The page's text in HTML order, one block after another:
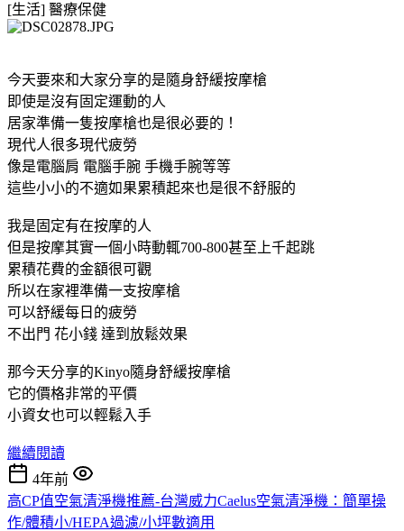
[生活] 醫療保健
今天要來和大家分享的是隨身舒緩按摩槍
即使是沒有固定運動的人
居家準備一隻按摩槍也是很必要的！
現代人很多現代疲勞
像是電腦肩 電腦手腕 手機手腕等等
這些小小的不適如果累積起來也是很不舒服的
我是固定有在按摩的人
但是按摩其實一個小時動輒700-800甚至上千起跳
累積花費的金額很可觀
所以在家裡準備一支按摩槍
可以舒緩每日的疲勞
不出門 花小錢 達到放鬆效果
那今天分享的Kinyo隨身舒緩按摩槍
它的價格非常的平價
小資女也可以輕鬆入手
繼續閱讀
4年前
高CP值空氣清淨機推薦-台灣威力Caelus空氣清淨機：簡單操
作/體積小/HEPA過濾/小坪數適用